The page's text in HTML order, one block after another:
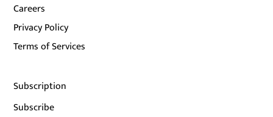
Careers
Privacy Policy
Terms of Services
Subscription
Subscribe